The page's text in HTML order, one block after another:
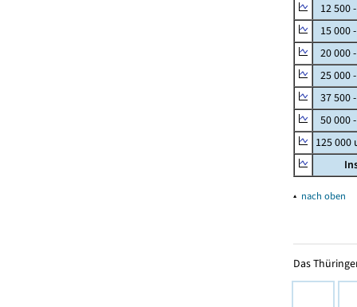
12 500
15 000
20 000
25 000
37 500
50 000
125
▴ nach oben
Das